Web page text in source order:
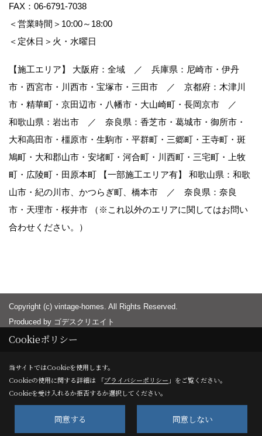
FAX：06-6791-7038
＜営業時間＞10:00～18:00
＜定休日＞火・水曜日
【施工エリア】 大阪府：全域 ／ 兵庫県：尼崎市・伊丹
市・西宮市・川西市・宝塚市・三田市 ／ 京都府：木津川
市・精華町・京田辺市・八幡市・大山崎町・長岡京市 ／
和歌山県：岩出市 ／ 奈良県：香芝市・葛城市・御所市・
大和高田市・橿原市・生駒市・平群町・三郷町・王寺町・斑
鳩町・大和郡山市・安堵町・河合町・川西町・三宅町・上牧
町・広陵町・田原本町 【一部施工エリア有】 和歌山県：和歌
山市・紀の川市、かつらぎ町、橋本市 ／ 奈良県：奈良
市・天理市・桜井市 （※これ以外のエリアに関してはお問い
合わせください。）
Copyright (c) vintage-homes. All Rights Reserved.
Produced by ゴデスクリエイト
Cookieポリシー
当サイトではCookieを使用します。
Cookieの使用に関する詳細は 「プライバシーポリシー 」をご覧ください。
Cookieを受け入れるか拒否するか選択してください。
同意する 同意しない